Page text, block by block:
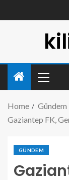
Home
Gündem
Gaziantep FK,
GÜNDEM